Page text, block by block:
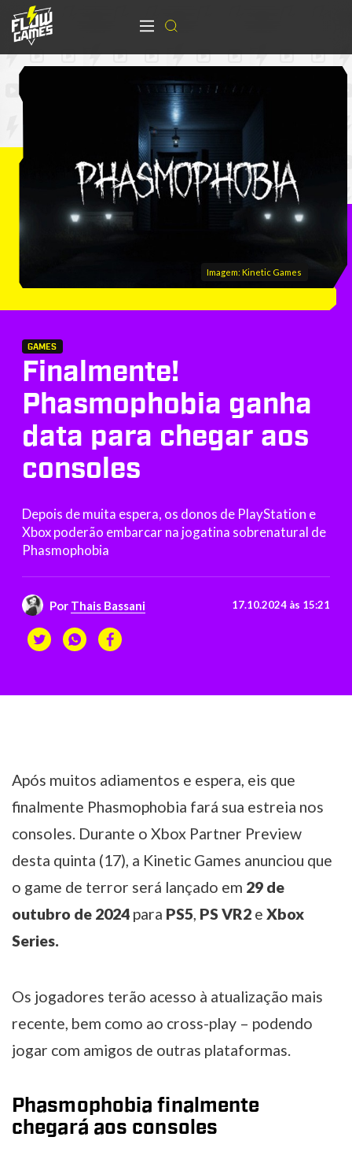
Imagem: Kinetic Games
GAMES
Finalmente!
Phasmophobia ganha
data para chegar aos
consoles
Depois de muita espera, os donos de PlayStation e
Xbox poderão embarcar na jogatina sobrenatural de
Phasmophobia
Por Thais Bassani 17.10.2024 às 15:21
Após muitos adiamentos e espera, eis que
finalmente Phasmophobia fará sua estreia nos
consoles. Durante o Xbox Partner Preview
desta quinta (17), a Kinetic Games anunciou que
o game de terror será lançado em 29 de
outubro de 2024 para PS5 PS VR2 e Xbox
Series.
Os jogadores terão acesso à atualização mais
recente, bem como ao cross-play – podendo
jogar com amigos de outras plataformas.
Phasmophobia finalmente
chegará aos consoles